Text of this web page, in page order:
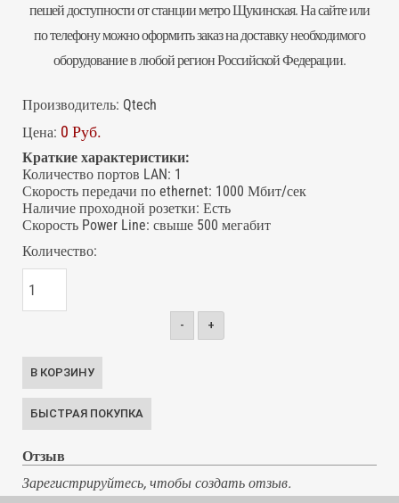
пешей доступности от станции метро Щукинская. На сайте или
по телефону можно оформить заказ на доставку необходимого
оборудование в любой регион Российской Федерации.
Производитель: Qtech
Цена: 0 Руб.
Краткие характеристики:
Количество портов LAN: 1
Скорость передачи по ethernet: 1000 Мбит/сек
Наличие проходной розетки: Есть
Скорость Power Line: свыше 500 мегабит
Количество:
- +
Отзыв
Зарегистрируйтесь, чтобы создать отзыв.